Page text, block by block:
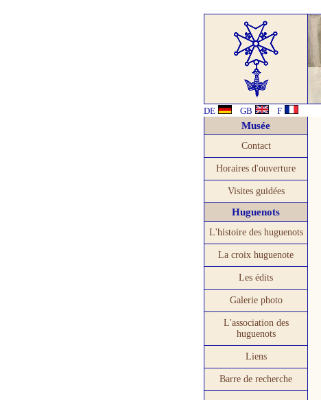
DE GB F
Musée
Contact
Horaires d'ouverture
Visites guidées
Huguenots
L'histoire des huguenots
La croix huguenote
Les édits
Galerie photo
L'association des
huguenots
Liens
Barre de recherche